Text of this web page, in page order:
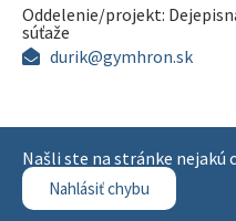
Oddelenie/projekt:
súťaže
durik@gymhron.sk
Našli ste na stránke nejakú
Nahlásiť chybu